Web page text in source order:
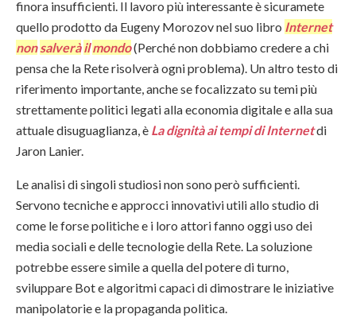
finora insufficienti. Il lavoro più interessante è sicuramete
quello prodotto da Eugeny Morozov nel suo libro Internet
non salverà il mondo(Perché non dobbiamo credere a chi
pensa che la Rete risolverà ogni problema). Un altro testo di
riferimento importante, anche se focalizzato su temi più
strettamente politici legati alla economia digitale e alla sua
attuale disuguaglianza, è La dignità ai tempi di Internetdi
Jaron Lanier.
Le analisi di singoli studiosi non sono però sufficienti.
Servono tecniche e approcci innovativi utili allo studio di
come le forse politiche e i loro attori fanno oggi uso dei
media sociali e delle tecnologie della Rete. La soluzione
potrebbe essere simile a quella del potere di turno,
sviluppare Bot e algoritmi capaci di dimostrare le iniziative
manipolatorie e la propaganda politica.